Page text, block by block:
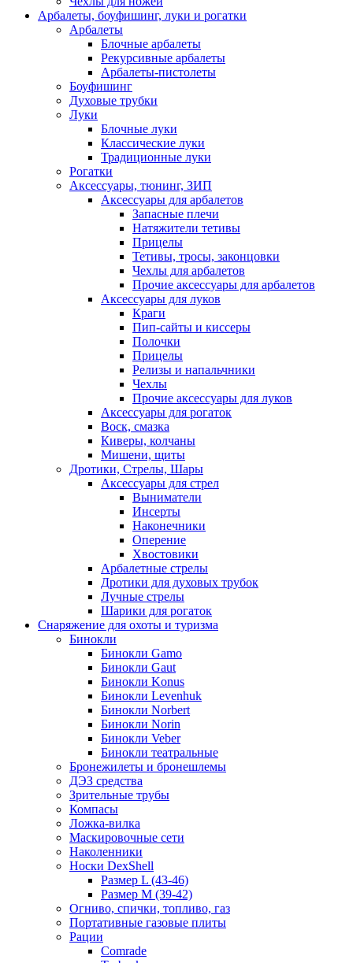
Арбалеты, боуфишинг, луки и рогатки
Арбалеты
Блочные арбалеты
Рекурсивные арбалеты
Арбалеты-пистолеты
Боуфишинг
Духовые трубки
Луки
Блочные луки
Классические луки
Традиционные луки
Рогатки
Аксессуары, тюнинг, ЗИП
Аксессуары для арбалетов
Запасные плечи
Натяжители тетивы
Прицелы
Тетивы, тросы, законцовки
Чехлы для арбалетов
Прочие аксессуары для арбалетов
Аксессуары для луков
Краги
Пип-сайты и киссеры
Полочки
Прицелы
Релизы и напальчники
Чехлы
Прочие аксессуары для луков
Аксессуары для рогаток
Воск, смазка
Киверы, колчаны
Мишени, щиты
Дротики, Стрелы, Шары
Аксессуары для стрел
Выниматели
Инсерты
Наконечники
Оперение
Хвостовики
Арбалетные стрелы
Дротики для духовых трубок
Лучные стрелы
Шарики для рогаток
Снаряжение для охоты и туризма
Бинокли
Бинокли Gamo
Бинокли Gaut
Бинокли Konus
Бинокли Levenhuk
Бинокли Norbert
Бинокли Norin
Бинокли Veber
Бинокли театральные
Бронежилеты и бронешлемы
ДЭЗ средства
Зрительные трубы
Компасы
Ложка-вилка
Маскировочные сети
Наколенники
Носки DexShell
Размер L (43-46)
Размер M (39-42)
Огниво, спички, топливо, газ
Портативные газовые плиты
Рации
Comrade